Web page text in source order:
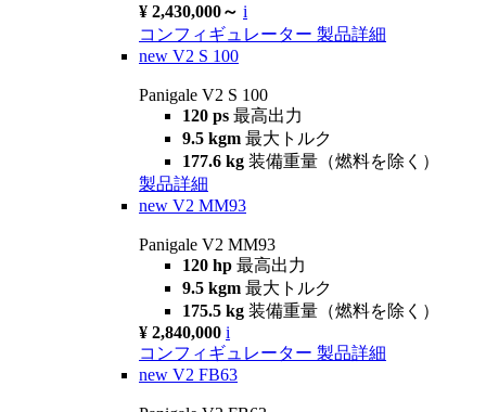
¥ 2,430,000～ i
コンフィギュレーター 製品詳細
new V2 S 100
Panigale V2 S 100
120 ps 最高出力
9.5 kgm 最大トルク
177.6 kg 装備重量（燃料を除く）
製品詳細
new V2 MM93
Panigale V2 MM93
120 hp 最高出力
9.5 kgm 最大トルク
175.5 kg 装備重量（燃料を除く）
¥ 2,840,000 i
コンフィギュレーター 製品詳細
new V2 FB63